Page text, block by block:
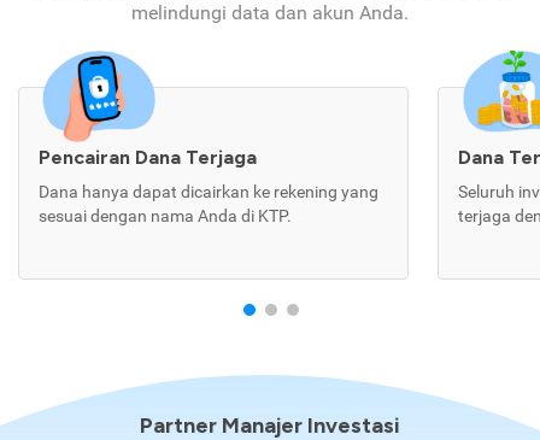
melindungi data dan akun Anda.
Pencairan Dana Terjaga
Dana hanya dapat dicairkan ke rekening yang
sesuai dengan nama Anda di KTP.
Dana
Seluruh
terjaga
Partner Manajer Investasi